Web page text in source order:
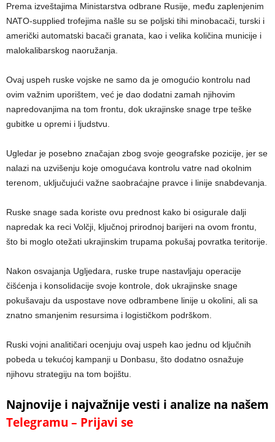
Prema izveštajima Ministarstva odbrane Rusije, među zaplenjenim
NATO-supplied trofejima našle su se poljski tihi minobacači, turski i
američki automatski bacači granata, kao i velika količina municije i
malokalibarskog naoružanja.
Ovaj uspeh ruske vojske ne samo da je omogućio kontrolu nad
ovim važnim uporištem, već je dao dodatni zamah njihovim
napredovanjima na tom frontu, dok ukrajinske snage trpe teške
gubitke u opremi i ljudstvu.
Ugledar je posebno značajan zbog svoje geografske pozicije, jer se
nalazi na uzvišenju koje omogućava kontrolu vatre nad okolnim
terenom, uključujući važne saobraćajne pravce i linije snabdevanja.
Ruske snage sada koriste ovu prednost kako bi osigurale dalji
napredak ka reci Volčji, ključnoj prirodnoj barijeri na ovom frontu,
što bi moglo otežati ukrajinskim trupama pokušaj povratka teritorije.
Nakon osvajanja Ugljedara, ruske trupe nastavljaju operacije
čišćenja i konsolidacije svoje kontrole, dok ukrajinske snage
pokušavaju da uspostave nove odbrambene linije u okolini, ali sa
znatno smanjenim resursima i logističkom podrškom.
Ruski vojni analitičari ocenjuju ovaj uspeh kao jednu od ključnih
pobeda u tekućoj kampanji u Donbasu, što dodatno osnažuje
njihovu strategiju na tom bojištu​.
Najnovije i najvažnije vesti i analize na našem
Telegramu – Prijavi se